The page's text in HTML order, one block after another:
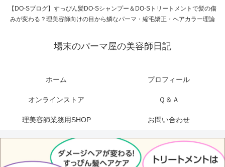
【DO-Sブログ】すっぴん髪DO-Sシャンプー＆DO-Sトリートメントで髪の傷
みが変わる？理美容師向けの目から鱗なパーマ・縮毛矯正・ヘアカラー理論
場末のパーマ屋の美容師日記
ホーム プロフィール
オンラインストア Ｑ＆Ａ
理美容師業務用SHOP お問い合わせ